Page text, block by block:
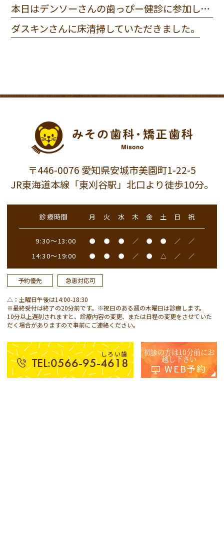
本日はデンソーさんの歯っぴー健診に参加してきました。
ダスキンさんに床清掃していただきました。
〒446-0076 愛知県安城市美園町1-22-5
JR東海道本線「東刈谷駅」北口より徒歩10分。
診療時間 月 火 水 木 金 土 日 祝
9:30～13:00 ● ● ● ／ ● ● ／ ／
14:30～19:00 ● ● ● ／ ● △ ／ ／
予約優先 急患対応可
△：土曜日午後は14:00-18:30
※最終受付は終了の20分前です。※祝日のある週の木曜日は診療します。
10分以上遅刻されますと、診療内容の変更、または日程の変更をさせていた
だく場合がありますので事前にご連絡ください。
しろい歯
TEL:0566-95-4618
初診の方は10分前にお
越し下さい
WEB予約